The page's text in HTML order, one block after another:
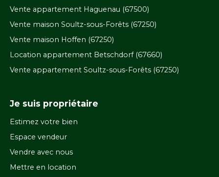
Vente appartement Haguenau (67500)
Vente maison Soultz-sous-Forêts (67250)
Vente maison Hoffen (67250)
Location appartement Betschdorf (67660)
Vente appartement Soultz-sous-Forêts (67250)
Je suis propriétaire
Estimez votre bien
Espace vendeur
Vendre avec nous
Mettre en location